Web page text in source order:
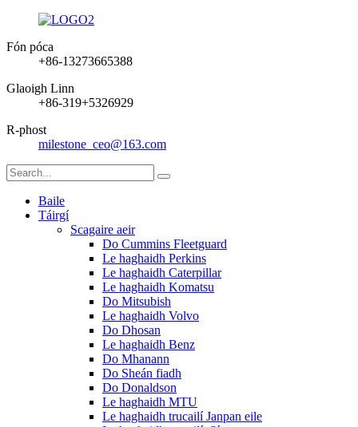
Fón póca
+86-13273665388
Glaoigh Linn
+86-319+5326929
R-phost
milestone_ceo@163.com
Baile
Táirgí
Scagaire aeir
Do Cummins Fleetguard
Le haghaidh Perkins
Le haghaidh Caterpillar
Le haghaidh Komatsu
Do Mitsubish
Le haghaidh Volvo
Do Dhosan
Le haghaidh Benz
Do Mhanann
Do Sheán fiadh
Do Donaldson
Le haghaidh MTU
Le haghaidh trucailí Janpan eile